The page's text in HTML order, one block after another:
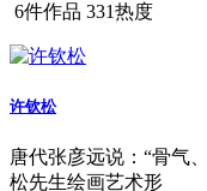
6件作品 331热度
许钦松
唐代张彦远说：“骨气
松先生绘画艺术形